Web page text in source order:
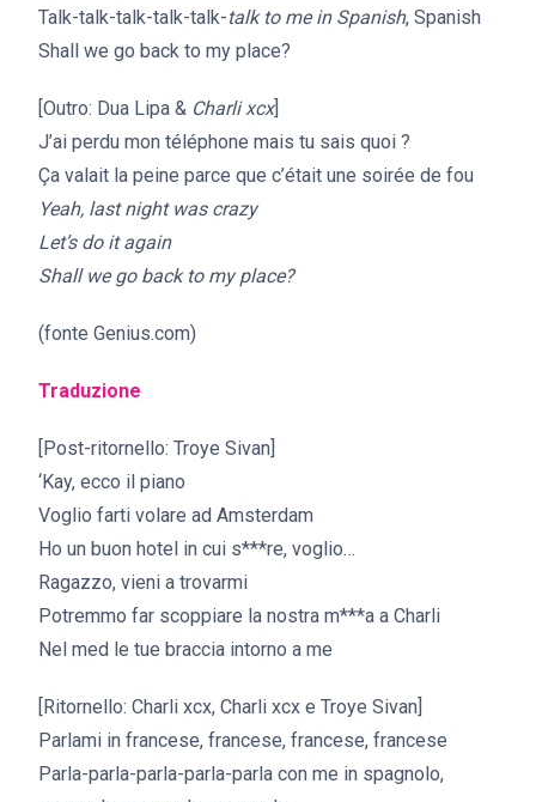
Talk-talk-talk-talk-talk-talk to me in Spanish, Spanish
Shall we go back to my place?
[Outro: Dua Lipa & Charli xcx]
J’ai perdu mon téléphone mais tu sais quoi ?
Ça valait la peine parce que c’était une soirée de fou
Yeah, last night was crazy
Let’s do it again
Shall we go back to my place?
(fonte Genius.com)
Traduzione
[Post-ritornello: Troye Sivan]
‘Kay, ecco il piano
Voglio farti volare ad Amsterdam
Ho un buon hotel in cui s***re, voglio…
Ragazzo, vieni a trovarmi
Potremmo far scoppiare la nostra m***a a Charli
Nel med le tue braccia intorno a me
[Ritornello: Charli xcx, Charli xcx e Troye Sivan]
Parlami in francese, francese, francese, francese
Parla-parla-parla-parla-parla con me in spagnolo,